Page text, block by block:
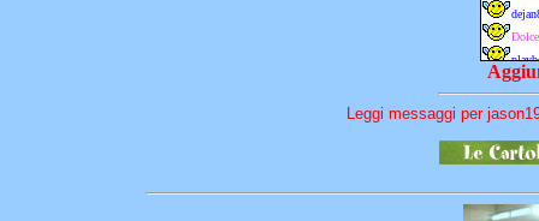
Leggi messaggi per